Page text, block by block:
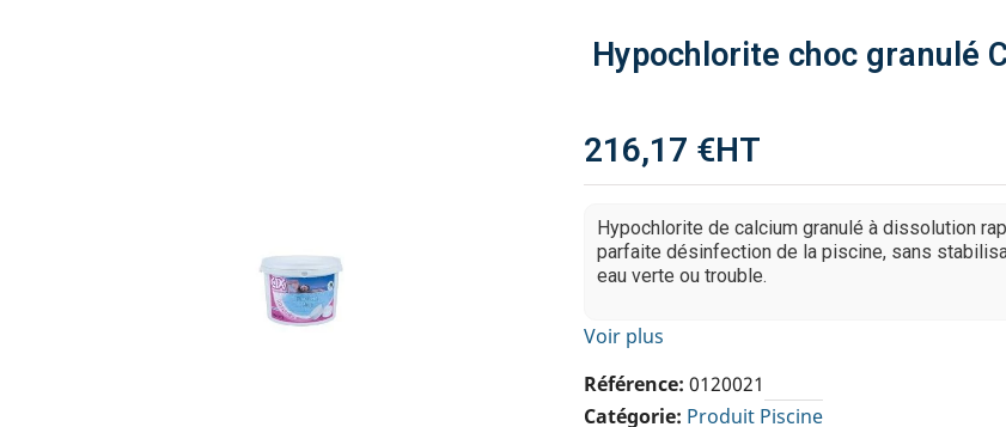
Hypochlorite choc granulé
216,17 €HT
Hypochlorite de calcium granulé à dissolution
parfaite désinfection de la piscine, sans
eau verte ou trouble.
Voir plus
Référence 0120021
Catégorie Produit Piscine